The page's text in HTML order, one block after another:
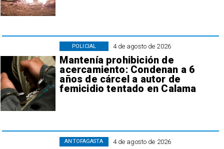
4 de agosto de 2026
Mantenía prohibición de
acercamiento: Condenan a 6
años de cárcel a autor de
femicidio tentado en Calama
POLICIAL
4 de agosto de 2026
ANTOFAGASTA